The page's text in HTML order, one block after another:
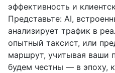
эффективность и
Представьте: AI,
анализирует трафик в
опытный таксист, или
маршрут, учитывая ваши
будем честны — в эпоху,